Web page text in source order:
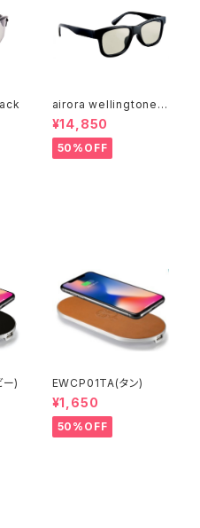
airora wellingtone
(アイロラウエリントン)
¥14,850
50%OFF
) EWCP01TA(タン)
¥1,650
50%OFF